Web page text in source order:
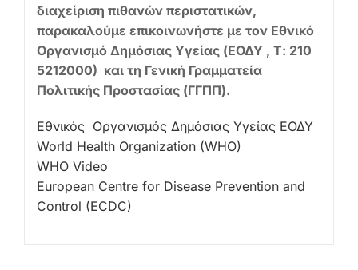
διαχείριση πιθανών περιστατικών,
παρακαλούμε επικοινωνήστε με τον Εθνικό
Οργανισμό Δημόσιας Υγείας (ΕΟΔΥ , Τ: 210
5212000) και τη Γενική Γραμματεία
Πολιτικής Προστασίας (ΓΓΠΠ).
Εθνικός Οργανισμός Δημόσιας Υγείας ΕΟΔΥ
World Health Organization (WHO)
WHO Video
European Centre for Disease Prevention and
Control (ECDC)